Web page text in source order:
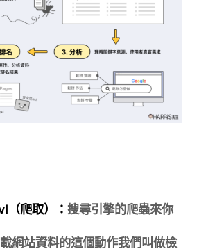
（爬取）： 搜尋引擎的爬蟲來你
網站資料的這個動作我們叫做檢